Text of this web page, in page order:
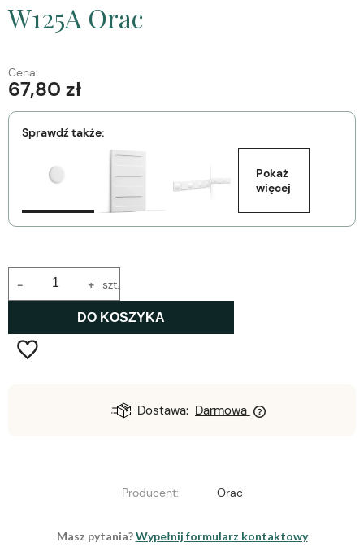
W125A Orac
Cena:
67,80 zł
Sprawdź także:
Pokaż
więcej
+
- szt.
DO KOSZYKA
Dostawa: Darmowa
Producent: Orac
Masz pytania?Wypełnij formularz kontaktowy